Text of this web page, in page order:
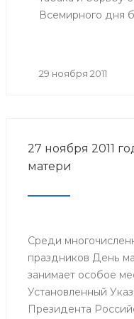
Всемирного дня
29 ноября 2011
27 ноября 2011
матери
Среди
праздников День
занимает особое
Установленный
Президента